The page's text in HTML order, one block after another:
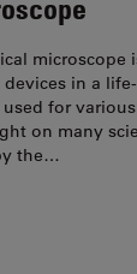
microscope
in a
used for
on many
the…